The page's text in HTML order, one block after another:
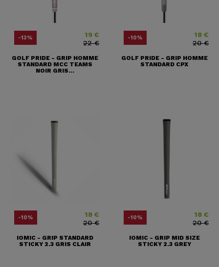
-13% 19 €
Prix ​​habituel
22 €
GOLF PRIDE - GRIP HOMME
STANDARD MCC TEAMS
NOIR GRIS...
-10% 18 €
Prix
20 €
GOLF PRIDE - GRIP HOMME
STANDARD CPX
-10% 18 €
Prix ​​habituel
20 €
IOMIC - GRIP STANDARD
STICKY 2.3 GRIS CLAIR
-10% 18 €
Prix
20 €
IOMIC - GRIP MID SIZE
STICKY 2.3 GREY